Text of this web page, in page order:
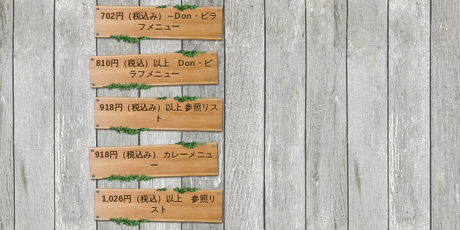
702円（税込み）～Don・ピラ
フメニュー
810円（税込）以上 Don・ピ
ラフメニュー
918円（税込み）以上 参照リス
ト
918円（税込み） カレーメニュ
ー
1,026円（税込）以上 参照リ
スト